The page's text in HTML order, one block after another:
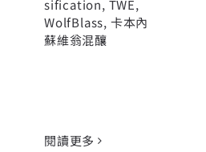
sification, TWE,
WolfBlass, 卡本內
蘇維翁混釀
閱讀更多